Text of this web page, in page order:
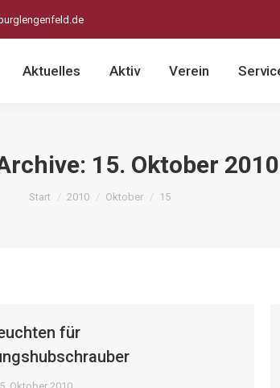
Aktuelles Aktiv Verein
15. Oktober 2010
Sie befinden sich hier:
Start 2010 Oktober 15
für